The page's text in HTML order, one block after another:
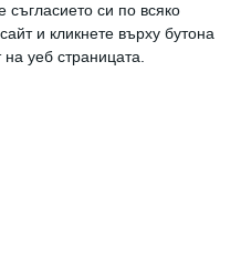
съгласието си по всяко
и кликнете върху бутона
уеб страницата.
има. Родителите
разсеяни, в